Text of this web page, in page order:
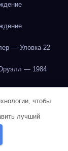
— Уловка-22
— 1984
— 1984
чтобы
лучший